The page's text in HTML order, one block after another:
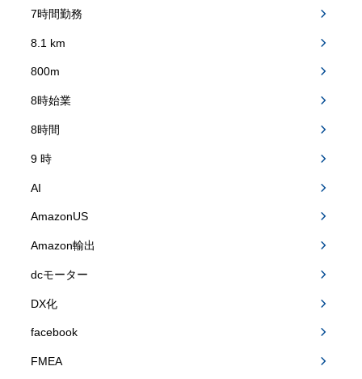
7時間勤務
8.1 km
800m
8時始業
8時間
9 時
AI
AmazonUS
Amazon輸出
dcモーター
DX化
facebook
FMEA